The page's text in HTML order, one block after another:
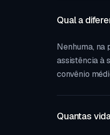
Qual a
Nenhuma, na
assistência à
convênio
Quantas